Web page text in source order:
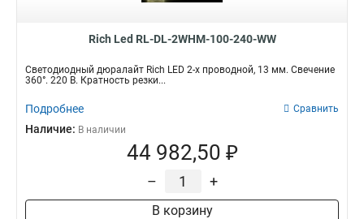
Rich Led RL-DL-2WHM-100-240-WW
Светодиодный дюралайт Rich LED 2-х проводной, 13 мм. Свечение
360°. 220 В. Кратность резки...
Подробнее Сравнить
Наличие: В наличии
44 982,50 ₽
– +
В корзину